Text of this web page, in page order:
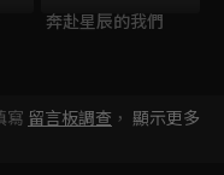
奔赴星辰的我們
寫 留言板調查 ， 顯示更多